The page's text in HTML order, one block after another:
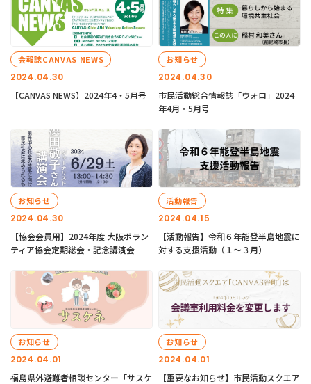
2024.04.30
会報誌CANVAS NEWS
【CANVAS NEWS】2024年4・5月号
2024.04.30
お知らせ
市民活動総合情報誌「ウォロ」2024
年4月・5月号
2024.04.30
お知らせ
【協会会員用】2024年度 大阪ボラン
ティア協会定期総会・記念講演会
2024.04.15
活動報告
【活動報告】令和６年能登半島地震に
対する支援活動（１〜３月）
2024.04.01
お知らせ
福島県外避難者相談センター「サスケ
2024.04.01
お知らせ
【重要なお知らせ】市民活動スクエア